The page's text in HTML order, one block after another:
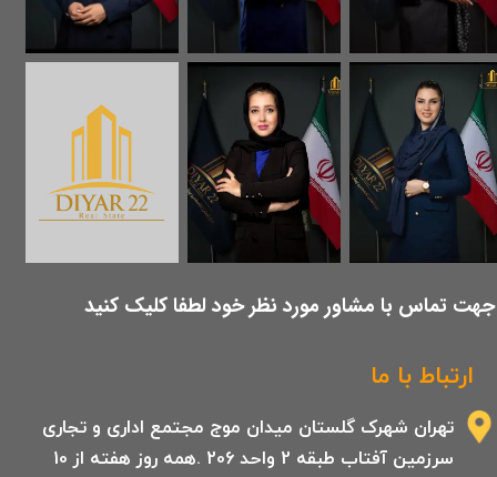
ارتباط با ما
تهران شهرک گلستان میدان موج مجتمع اداری و تجاری
سرزمین آفتاب طبقه 2 واحد 206 .همه روز هفته از 10
​جهت تماس با مشاور مورد نظر خود لطفا کلیک کنید